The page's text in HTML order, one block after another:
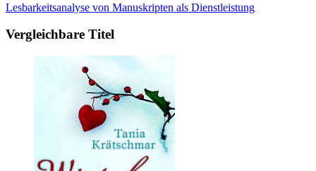
Lesbarkeitsanalyse von Manuskripten als Dienstleistung
Vergleichbare Titel